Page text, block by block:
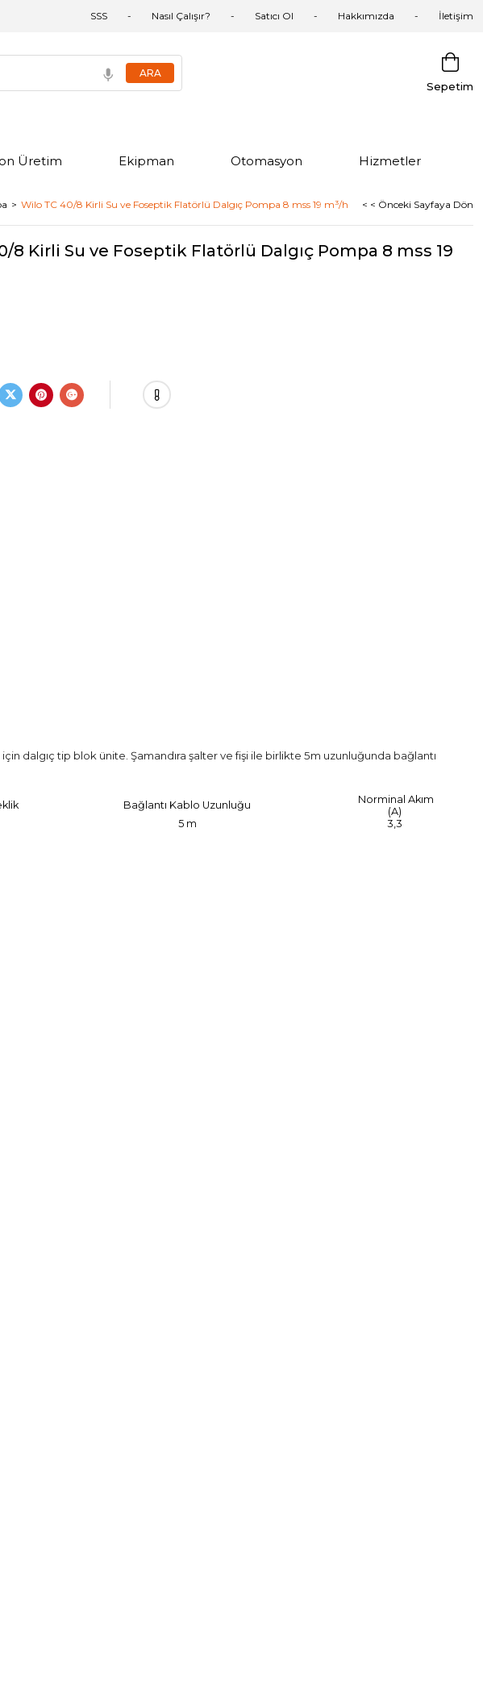
SSS Nasıl Çalışır? Satıcı Ol Hakkımızda İletişim
Sepetim
Üretim Ekipman Otomasyon Hizmetler
Wilo TC 40/8 Kirli Su ve Foseptik Flatörlü Dalgıç Pompa 8 mss 19 m³/h < < Önceki Sayfaya Dön
8 Kirli Su ve Foseptik Flatörlü Dalgıç Pompa 8 mss 19
dalgıç tip blok ünite. Şamandıra şalter ve fişi ile birlikte 5m uzunluğunda bağlantı
Bağlantı Kablo Uzunluğu
Norminal Akım
(A)
5 m 3,3